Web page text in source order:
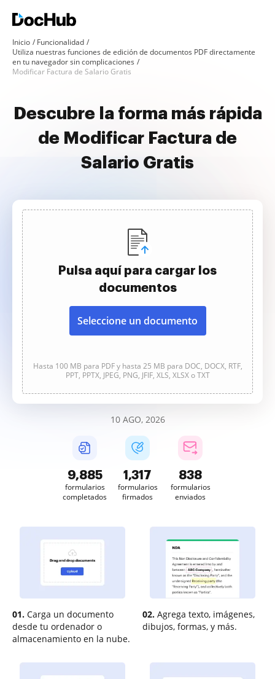
Inicio
Funcionalidad
Utiliza nuestras funciones de edición de documentos PDF directamente
en tu navegador sin complicaciones
Modificar Factura de Salario Gratis
Descubre la forma más rápida
de Modificar Factura de
Salario Gratis
Pulsa aquí para cargar los
documentos
Seleccione un documento
Hasta 100 MB para PDF y hasta 25 MB para DOC, DOCX, RTF,
PPT, PPTX, JPEG, PNG, JFIF, XLS, XLSX o TXT
10 AGO, 2026
9,886
formularios
completados
1,317
formularios
firmados
839
formularios
enviados
01. Carga un documento
desde tu ordenador o
almacenamiento en la nube.
02. Agrega texto, imágenes,
dibujos, formas, y más.